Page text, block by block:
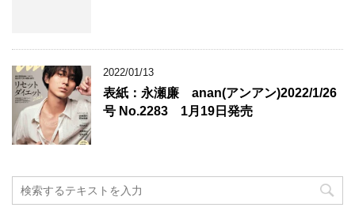
2022/01/13
表紙：永瀬廉 anan(アンアン)2022/1/26
号 No.2283 1月19日発売